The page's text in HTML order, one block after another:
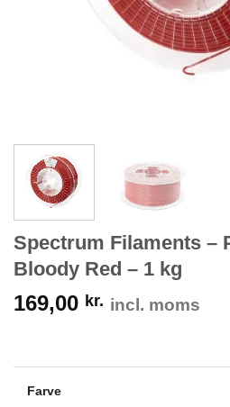
Spectrum Filaments –
Bloody Red – 1 kg
169,00 kr. incl. moms
Farve